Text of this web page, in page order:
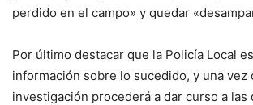
perdido en el campo» y quedar
Por último destacar que la Policía Local
información sobre lo sucedido, y una vez
investigación procederá a dar curso a las